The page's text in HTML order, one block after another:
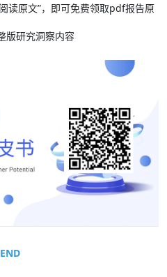
读原文”，即可免费领取pdf报告原
版研究洞察内容
END